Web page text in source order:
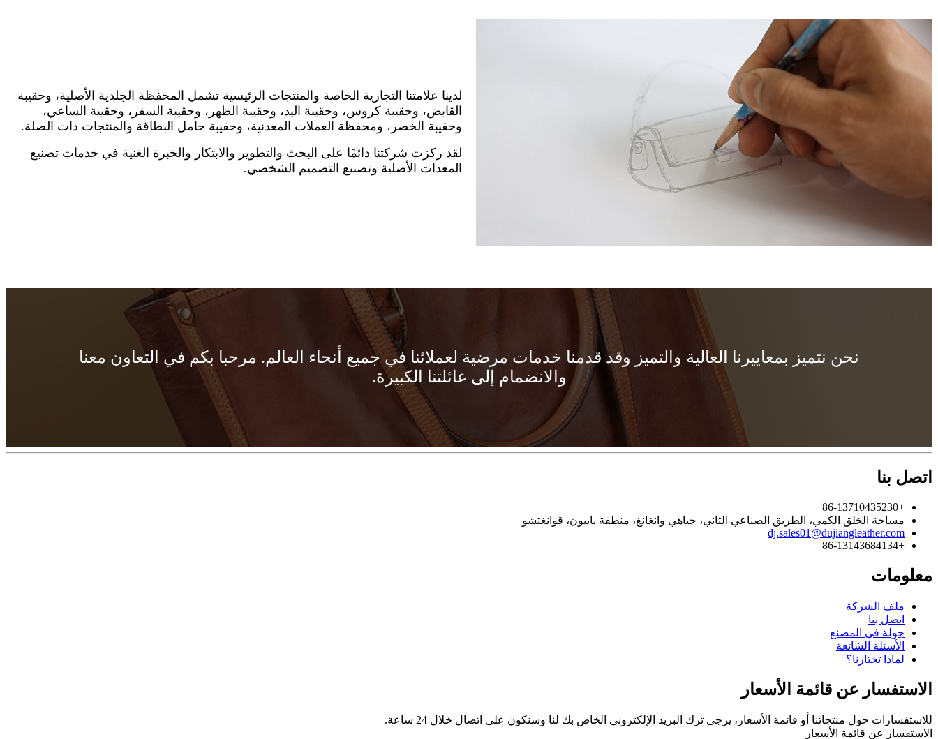
لدينا علامتنا التجارية الخاصة والمنتجات الرئيسية تشمل المحفظة الجلدية الأصلية، وحقيبة
القابض، وحقيبة كروس، وحقيبة اليد، وحقيبة الظهر، وحقيبة السفر، وحقيبة الساعي،
وحقيبة الخصر، ومحفظة العملات المعدنية، وحقيبة حامل البطاقة والمنتجات ذات الصلة.
لقد ركزت شركتنا دائمًا على البحث والتطوير والابتكار والخبرة الغنية في خدمات تصنيع
المعدات الأصلية وتصنيع التصميم الشخصي.
نحن نتميز بمعاييرنا العالية والتميز وقد قدمنا ​​خدمات مرضية لعملائنا في جميع أنحاء العالم. مرحبا بكم في التعاون معنا
والانضمام إلى عائلتنا الكبيرة.
اتصل بنا
+86-13710435230
مساحة الخلق الكمي، الطريق الصناعي الثاني، جياهي وانغانغ، منطقة باييون، قوانغتشو
dj.sales01@dujiangleather.com
+86-13143684134
معلومات
ملف الشركة
اتصل بنا
جولة في المصنع
الأسئلة الشائعة
لماذا تختارنا؟
الاستفسار عن قائمة الأسعار
للاستفسارات حول منتجاتنا أو قائمة الأسعار، يرجى ترك البريد الإلكتروني الخاص بك لنا وسنكون على اتصال خلال 24 ساعة.
الاستفسار عن قائمة الأسعار